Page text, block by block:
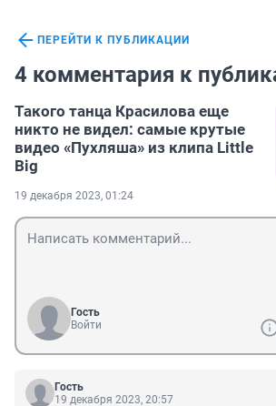
ПЕРЕЙТИ К ПУБЛИКАЦИИ
4 комментария к
Такого танца Красилова еще
никто не видел: самые крутые
видео «Пухляша» из клипа Little
Big
19 декабря 2023, 01:24
Гость
Войти
Гость
19 декабря 2023, 20:57